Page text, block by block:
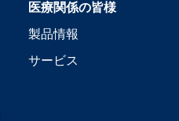
医療関係の皆様
製品情報
サービス